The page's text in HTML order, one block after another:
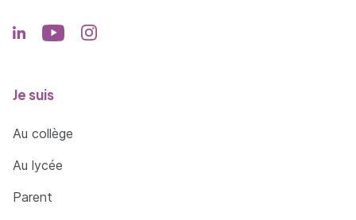
Je suis
Au collège
Au lycée
Parent